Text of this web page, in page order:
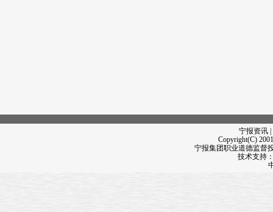
宁报资讯
Copyright(C)
宁报集团职业道德监督
技术支持